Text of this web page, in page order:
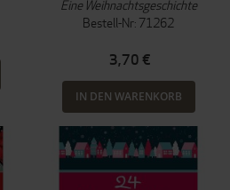
Eine Weihnachtsgeschichte
Bestell-Nr: 71262
3,70 €
IN DEN WARENKORB